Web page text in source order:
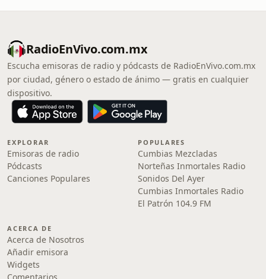
RadioEnVivo.com.mx
Escucha emisoras de radio y pódcasts de RadioEnVivo.com.mx
por ciudad, género o estado de ánimo — gratis en cualquier
dispositivo.
EXPLORAR
Emisoras de radio
Pódcasts
Canciones Populares
POPULARES
Cumbias Mezcladas
Norteñas Inmortales Radio
Sonidos Del Ayer
Cumbias Inmortales Radio
El Patrón 104.9 FM
ACERCA DE
Acerca de Nosotros
Añadir emisora
Widgets